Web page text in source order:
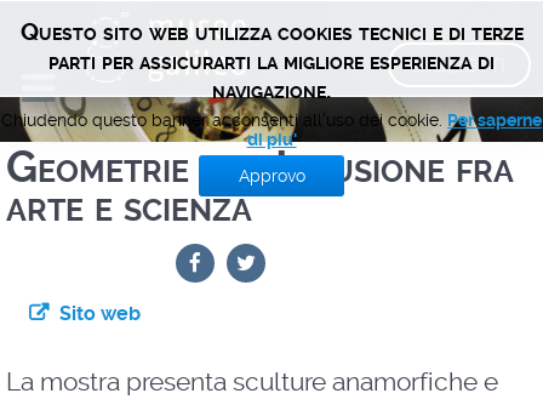
BIGLIETTI
Geometrie dell’illusione fra
arte e scienza
Sito web
La mostra presenta sculture anamorfiche e
Questo sito web utilizza cookies tecnici e di terze
parti per assicurarti la migliore esperienza di
navigazione.
Chiudendo questo banner acconsenti all'uso dei cookie. Per saperne
di piu'
Approvo